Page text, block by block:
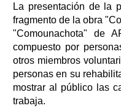
La presentación de la
fragmento de la obra
"Comounachota" de
compuesto por
otros miembros
personas en su
mostrar al público las
trabaja.